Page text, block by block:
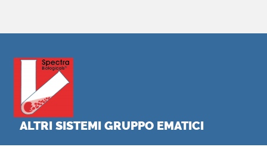
ALTRI SISTEMI GRUPPO EMATICI